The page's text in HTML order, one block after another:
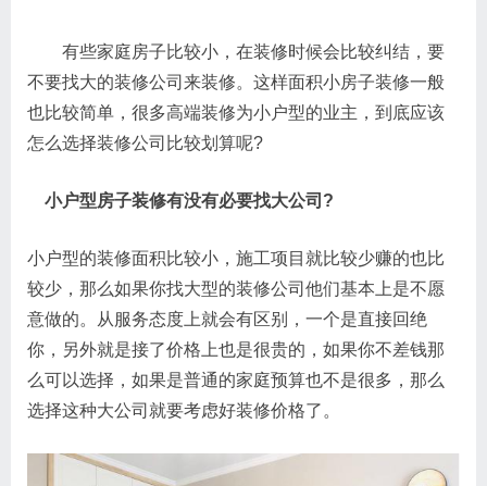
​ 有些家庭房子比较小，在装修时候会比较纠结，要
不要找大的装修公司来装修。这样面积小房子装修一般
也比较简单，很多高端装修为小户型的业主，到底应该
怎么选择装修公司比较划算呢?
小户型房子装修有没有必要找大公司?
小户型的装修面积比较小，施工项目就比较少赚的也比
较少，那么如果你找大型的装修公司他们基本上是不愿
意做的。从服务态度上就会有区别，一个是直接回绝
你，另外就是接了价格上也是很贵的，如果你不差钱那
么可以选择，如果是普通的家庭预算也不是很多，那么
选择这种大公司就要考虑好装修价格了。